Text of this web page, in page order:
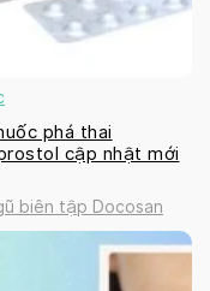
phá thai
cập nhật mới
biên tập Docosan